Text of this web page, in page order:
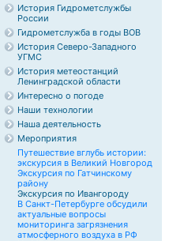
История Гидрометслужбы
России
Гидрометслужба в годы ВОВ
История Северо-Западного
УГМС
История метеостанций
Ленинградской области
Интересно о погоде
Наши технологии
Наша деятельность
Мероприятия
Путешествие вглубь истории:
экскурсия в Великий Новгород
Экскурсия по Гатчинскому
району
Экскурсия по Ивангороду
В Санкт-Петербурге обсудили
актуальные вопросы
мониторинга загрязнения
атмосферного воздуха в РФ